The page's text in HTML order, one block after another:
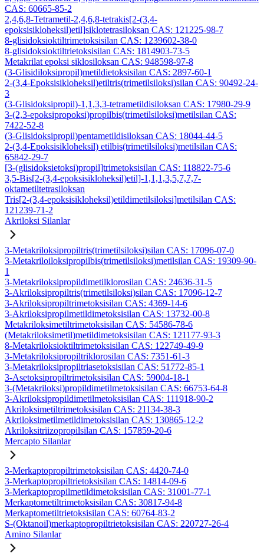
CAS: 60665-85-2
2,4,6,8-Tetrametil-2,4,6,8-tetrakis[2-(3,4-
epoksisikloheksil)etil]siklotetrasiloksan CAS: 121225-98-7
8-glisidoksioktiltrimetoksisilan CAS: 1239602-38-0
8-glisidoksioktiltrietoksisilan CAS: 1814903-73-5
Metakrilat epoksi siklosiloksan CAS: 948598-97-8
(3-Glisidiloksipropil)metildietoksisilan CAS: 2897-60-1
2-(3,4-Epoksisikloheksil)etiltris(trimetilsiloksi)silan CAS: 90492-24-
3
(3-Glisidoksipropil)-1,1,3,3-tetrametildisiloksan CAS: 17980-29-9
3-(2,3-epoksipropoksi)propilbis(trimetilsiloksi)metilsilan CAS:
7422-52-8
(3-Glisidoksipropil)pentametildisiloksan CAS: 18044-44-5
2-(3,4-Epoksisikloheksil) etilbis(trimetilsiloksi)metilsilan CAS:
65842-29-7
[3-(glisidoksietoksi)propil]trimetoksisilan CAS: 118822-75-6
3,5-Bis[2-(3,4-epoksisikloheksil)etil]-1,1,1,3,5,7,7,7-
oktametiltetrasiloksan
Tris[2-(3,4-epoksisikloheksil)etildimetilsiloksi]metilsilan CAS:
121239-71-2
Akriloksi Silanlar
3-Metakriloksipropiltris(trimetilsiloksi)silan CAS: 17096-07-0
3-Metakriloiloksipropilbis(trimetilsiloksi)metilsilan CAS: 19309-90-
1
3-Metakriloksipropildimetilklorosilan CAS: 24636-31-5
3-Akriloksipropiltris(trimetilsiloksi)silan CAS: 17096-12-7
3-Akriloksipropiltrimetoksisilan CAS: 4369-14-6
3-Akriloksipropilmetildimetoksisilan CAS: 13732-00-8
Metakriloksimetiltrimetoksisilan CAS: 54586-78-6
(Metakriloksimetil)metildimetoksisilan CAS: 121177-93-3
8-Metakriloksioktiltrimetoksisilan CAS: 122749-49-9
3-Metakriloksipropiltriklorosilan CAS: 7351-61-3
3-Metakriloksipropiltriasetoksisilan CAS: 51772-85-1
3-Asetoksipropiltrimetoksisilan CAS: 59004-18-1
3-(Metakriloksi)propildimetilmetoksisilan CAS: 66753-64-8
3-Akriloksipropildimetilmetoksisilan CAS: 111918-90-2
Akriloksimetiltrimetoksisilan CAS: 21134-38-3
Akriloksimetilmetildimetoksisilan CAS: 130865-12-2
Akriloksitriizopropilsilan CAS: 157859-20-6
Mercapto Silanlar
3-Merkaptopropiltrimetoksisilan CAS: 4420-74-0
3-Merkaptopropiltrietoksisilan CAS: 14814-09-6
3-Merkaptopropilmetildimetoksisilan CAS: 31001-77-1
Merkaptometiltrimetoksisilan CAS: 30817-94-8
Merkaptometiltrietoksisilan CAS: 60764-83-2
S-(Oktanoil)merkaptopropiltrietoksisilan CAS: 220727-26-4
Amino Silanlar